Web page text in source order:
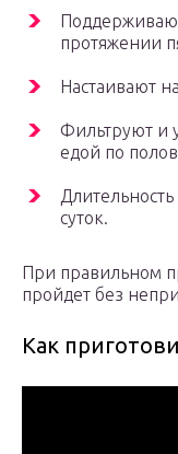
протяжении
Настаивают
Фильтруют и
едой по
Длительность
суток.
При правильном
пройдет без
Как